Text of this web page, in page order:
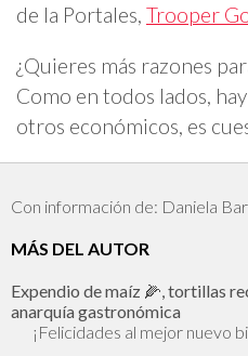
de la Portales, Trooper
¿Quieres más razones
Como en todos lados,
otros económicos, es
Con información de: Daniela
MÁS DEL AUTOR
Expendio de maíz 🌽, tortillas
anarquía gastronómica
¡Felicidades al mejor nuevo